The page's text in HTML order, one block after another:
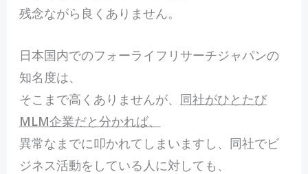
残念ながら良くありません。
日本国内でのフォーライフリサーチジャパンの
知名度は、
そこまで高くありませんが、 同社がひとたび
MLM企業だと分かれば、
異常なまでに叩かれてしまいますし、同社でビ
ジネス活動をしている人に対しても、